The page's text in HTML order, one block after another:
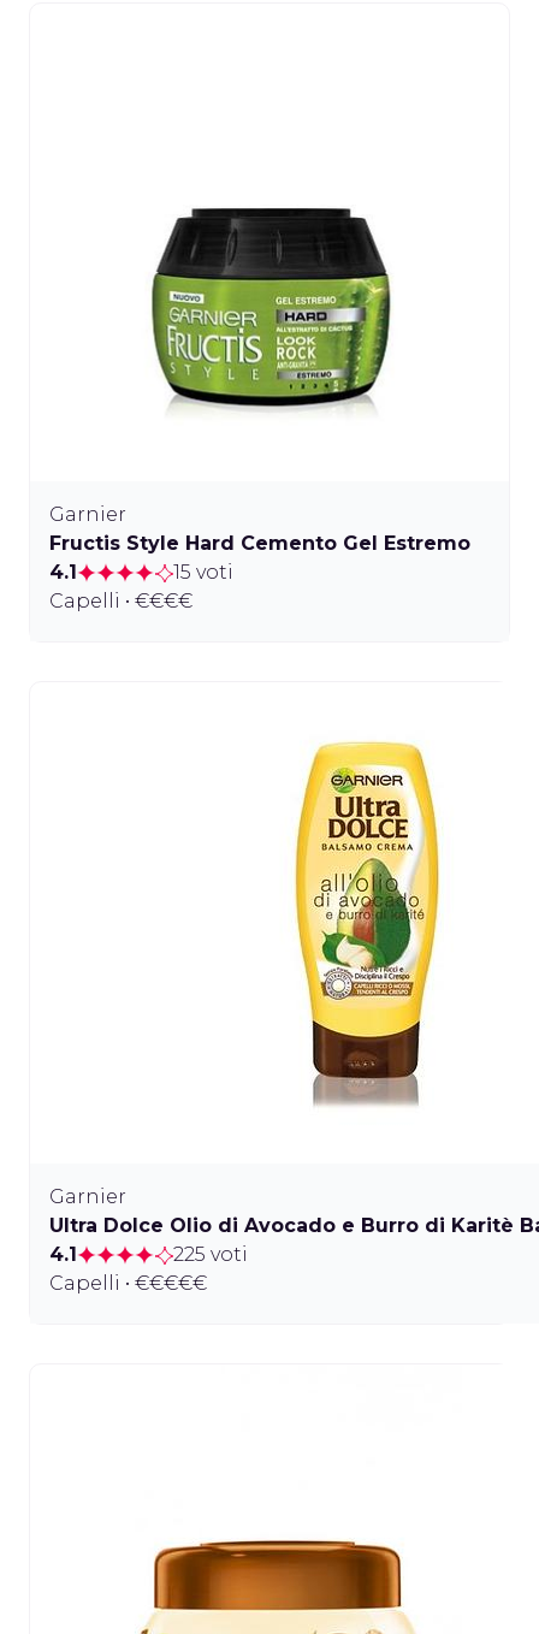
Garnier
Fructis Style Hard Cemento Gel Estremo
4.1
15 voti
Capelli • €€€€
Garnier
Ultra Dolce Olio di Avocado e Burro di Karitè
4.1
225 voti
Capelli • €€€€€